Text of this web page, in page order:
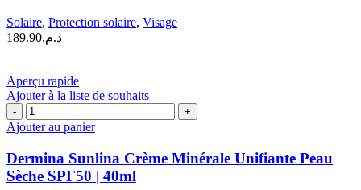
Solaire, Protection solaire, Visage
د.م.189.90
Aperçu rapide
Ajouter à la liste de souhaits
quantité
de
Dermina
Sunlina
Crème
Minérale
Ajouter au panier
Dermina Sunlina Crème Minérale Unifiante Peau
Sèche SPF50 | 40ml